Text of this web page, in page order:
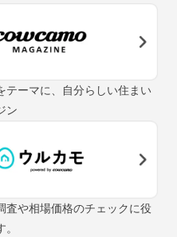
テーマに、自分らしい住まい
ン
査や相場価格のチェックに役